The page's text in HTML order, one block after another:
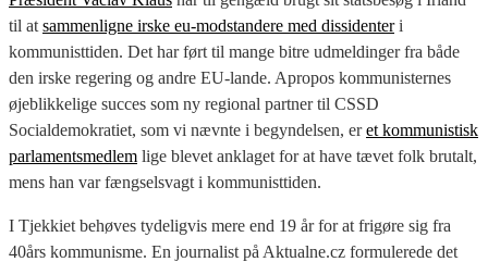
til at sammenligne irske eu-modstandere med dissidenteri
kommunisttiden. Det har ført til mange bitre udmeldinger fra både
den irske regering og andre EU-lande. Apropos kommunisternes
øjeblikkelige succes som ny regional partner til CSSD
Socialdemokratiet, som vi nævnte i begyndelsen, eret kommunistisk
parlamentsmedlem lige blevet anklaget for at have tævet folk brutalt,
mens han var fængselsvagt i kommunisttiden.
I Tjekkiet behøves tydeligvis mere end 19 år for at frigøre sig fra
40års kommunisme. En journalist på Aktualne.cz formulerede det